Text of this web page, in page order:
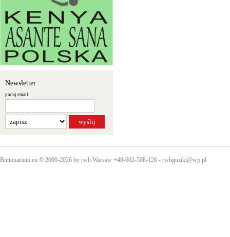
Newsletter
podaj email:
Buttonarium.eu © 2000-2026 by rwb Warsaw +48-602-508-126 - rwbguziki@wp.pl